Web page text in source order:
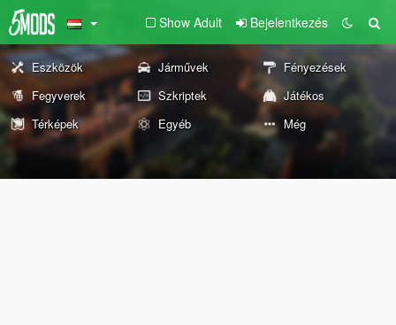
Show Adult Bejelentkezés
Eszközök Járművek
Fényezések
Fegyverek
Szkriptek
Játékos
Térképek
Egyéb Még